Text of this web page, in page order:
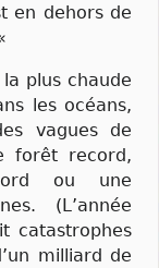
en dehors de
plus chaude
les océans,
vagues de
forêt record,
ou une
(L’année
catastrophes
milliard de